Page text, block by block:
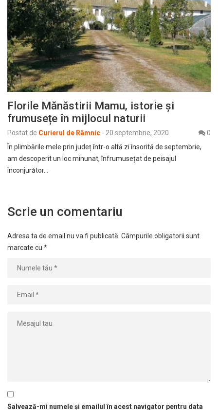
Florile Mănăstirii Mamu, istorie și
frumusețe în mijlocul naturii
Postat de Curierul de Râmnic - 20 septembrie, 2020
0
În plimbările mele prin județ într-o altă zi însorită de septembrie,
am descoperit un loc minunat, înfrumusețat de peisajul
înconjurător…
Scrie un comentariu
Adresa ta de email nu va fi publicată. Câmpurile obligatorii sunt
marcate cu *
Salvează-mi numele și emailul în acest navigator pentru data